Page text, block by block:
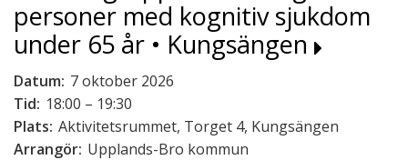
personer med kognitiv sjukdom
under 65 år • Kungsängen
Datum: 7 oktober 2026
Tid: 18:00 – 19:30
Plats: Aktivitetsrummet, Torget 4, Kungsängen
Arrangör: Upplands-Bro kommun